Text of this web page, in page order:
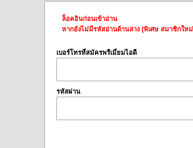
ล็อคอินก่อนเข้าอ่าน
หากยังไม่มีรหัสอ่านด้านล่าง (พิเศษ สมาชิกให
เบอร์โทรที่สมัครพรีเมี่ยมไอดี
รหัสผ่าน